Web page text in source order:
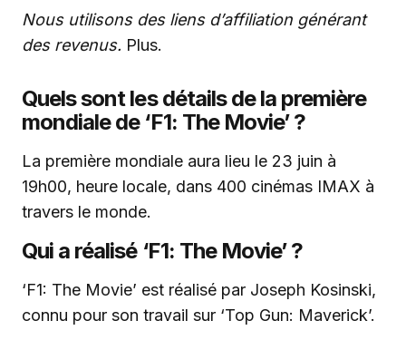
Nous utilisons des liens d’affiliation générant
des revenus. Plus.
Quels sont les détails de la première
mondiale de ‘F1: The Movie’ ?
La première mondiale aura lieu le 23 juin à
19h00, heure locale, dans 400 cinémas IMAX à
travers le monde.
Qui a réalisé ‘F1: The Movie’ ?
‘F1: The Movie’ est réalisé par Joseph Kosinski,
connu pour son travail sur ‘Top Gun: Maverick’.